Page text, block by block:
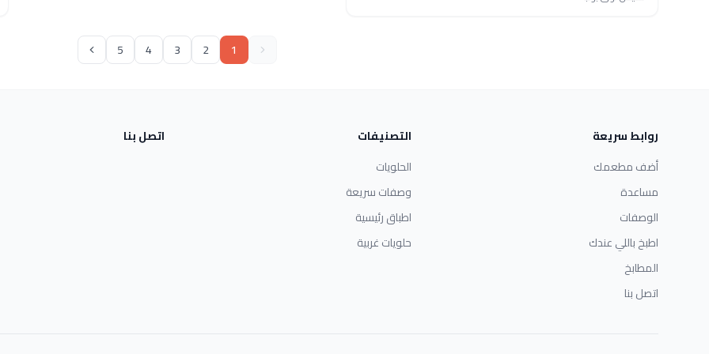
1
2
3
4
5
روابط سريعة
أضف مطعمك
مساعدة
الوصفات
اطبخ باللي عندك
المطابخ
اتصل بنا
التصنيفات
الحلويات
وصفات سريعة
اطباق رئيسية
حلويات غربية
اتصل بنا